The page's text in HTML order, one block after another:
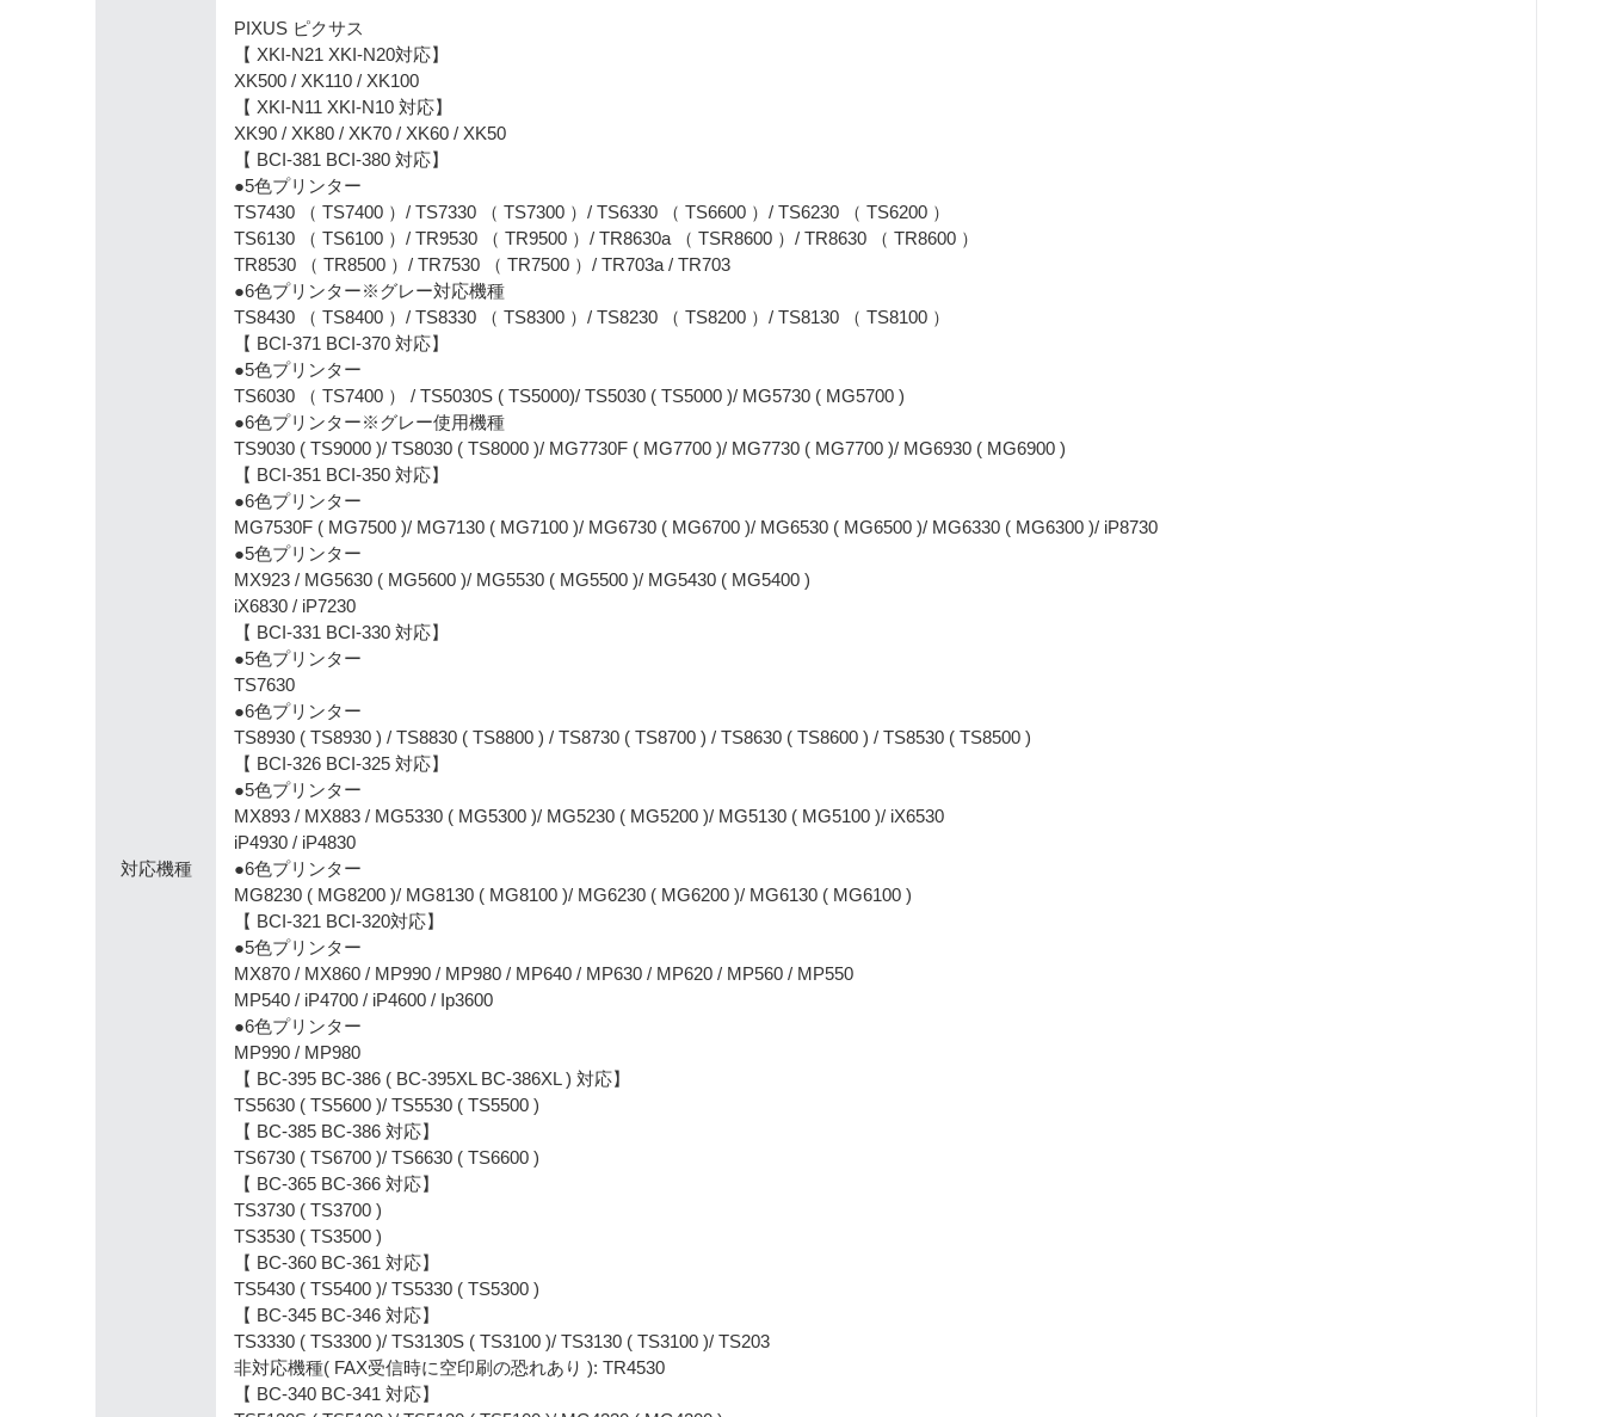
対応機種
PIXUS ピクサス
【 XKI-N21 XKI-N20対応】
XK500 / XK110 / XK100
【 XKI-N11 XKI-N10 対応】
XK90 / XK80 / XK70 / XK60 / XK50
【 BCI-381 BCI-380 対応】
●5色プリンター
TS7430 （ TS7400 ）/ TS7330 （ TS7300 ）/ TS6330 （ TS6600 ）/ TS6230 （ TS6200 ）
TS6130 （ TS6100 ）/ TR9530 （ TR9500 ）/ TR8630a （ TSR8600 ）/ TR8630 （ TR8600 ）
TR8530 （ TR8500 ）/ TR7530 （ TR7500 ）/ TR703a / TR703
●6色プリンター※グレー対応機種
TS8430 （ TS8400 ）/ TS8330 （ TS8300 ）/ TS8230 （ TS8200 ）/ TS8130 （ TS8100 ）
【 BCI-371 BCI-370 対応】
●5色プリンター
TS6030 （ TS7400 ） / TS5030S ( TS5000)/ TS5030 ( TS5000 )/ MG5730 ( MG5700 )
●6色プリンター※グレー使用機種
TS9030 ( TS9000 )/ TS8030 ( TS8000 )/ MG7730F ( MG7700 )/ MG7730 ( MG7700 )/ MG6930 ( MG6900 )
【 BCI-351 BCI-350 対応】
●6色プリンター
MG7530F ( MG7500 )/ MG7130 ( MG7100 )/ MG6730 ( MG6700 )/ MG6530 ( MG6500 )/ MG6330 ( MG6300 )/ iP8730
●5色プリンター
MX923 / MG5630 ( MG5600 )/ MG5530 ( MG5500 )/ MG5430 ( MG5400 )
iX6830 / iP7230
【 BCI-331 BCI-330 対応】
●5色プリンター
TS7630
●6色プリンター
TS8930 ( TS8930 ) / TS8830 ( TS8800 ) / TS8730 ( TS8700 ) / TS8630 ( TS8600 ) / TS8530 ( TS8500 )
【 BCI-326 BCI-325 対応】
●5色プリンター
MX893 / MX883 / MG5330 ( MG5300 )/ MG5230 ( MG5200 )/ MG5130 ( MG5100 )/ iX6530
iP4930 / iP4830
●6色プリンター
MG8230 ( MG8200 )/ MG8130 ( MG8100 )/ MG6230 ( MG6200 )/ MG6130 ( MG6100 )
【 BCI-321 BCI-320対応】
●5色プリンター
MX870 / MX860 / MP990 / MP980 / MP640 / MP630 / MP620 / MP560 / MP550
MP540 / iP4700 / iP4600 / Ip3600
●6色プリンター
MP990 / MP980
【 BC-395 BC-386 ( BC-395XL BC-386XL ) 対応】
TS5630 ( TS5600 )/ TS5530 ( TS5500 )
【 BC-385 BC-386 対応】
TS6730 ( TS6700 )/ TS6630 ( TS6600 )
【 BC-365 BC-366 対応】
TS3730 ( TS3700 )
TS3530 ( TS3500 )
【 BC-360 BC-361 対応】
TS5430 ( TS5400 )/ TS5330 ( TS5300 )
【 BC-345 BC-346 対応】
TS3330 ( TS3300 )/ TS3130S ( TS3100 )/ TS3130 ( TS3100 )/ TS203
非対応機種( FAX受信時に空印刷の恐れあり ): TR4530
【 BC-340 BC-341 対応】